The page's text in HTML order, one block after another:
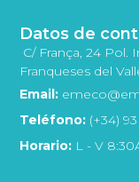
Datos de
C/ França, 24 Pol.
Franqueses del
Email:
Teléfono: (+34)
Horario: L - V